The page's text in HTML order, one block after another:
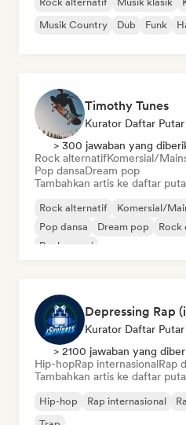
Musik Country
Dub Funk
Timothy Tunes
Kurator Daftar Putar
> 300 jawaban yang
Rock alternatifKomersial/
Pop dansaDream pop
Tambahkan artis ke daftar
Rock alternatif Komersial/
Pop dansa
Dream pop Rock
Rock garasi
Depressing Rap
Kurator Daftar Putar
> 2100 jawaban yang
Hip-hopRap internasionalRap
Tambahkan artis ke daftar
Hip-hop Rap internasional